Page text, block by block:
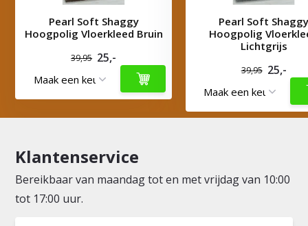
Pearl Soft Shaggy
Hoogpolig Vloerkleed Bruin
39,95 25,-
Pearl Soft
Hoogpolig
Lichtgrijs
39,95 25,-
Klantenservice
Bereikbaar van maandag tot en met vrijdag van 10:00
tot 17:00 uur.